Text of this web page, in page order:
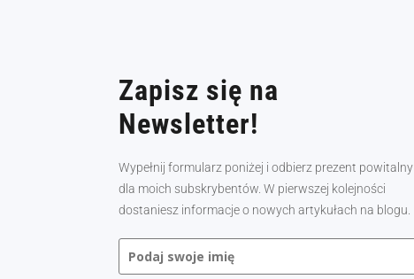
Zapisz się na
Newsletter!
Wypełnij formularz poniżej i odbierz prezent powitalny
dla moich subskrybentów. W pierwszej kolejności
dostaniesz informacje o nowych artykułach na blogu.